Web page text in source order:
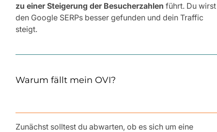
zu einer Steigerung der Besucherzahlen führt. Du
den Google SERPs besser gefunden und dein Traffic
steigt.
Warum fällt mein OVI?
Zunächst solltest du abwarten, ob es sich um eine